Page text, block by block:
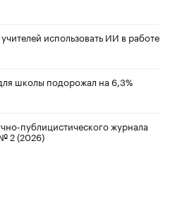
использовать ИИ в работе
школы подорожал на 6,3%
публицистического журнала
2 (2026)